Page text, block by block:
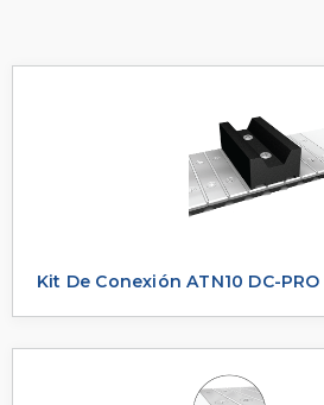
Kit De Conexión ATN10 DC-PRO